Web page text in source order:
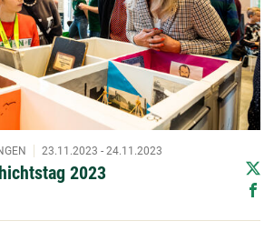
2023
23.11.2023 - 24.11.2023